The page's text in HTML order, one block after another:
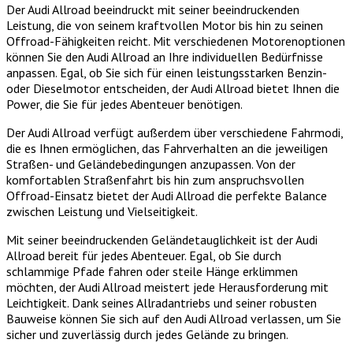
Der Audi Allroad beeindruckt mit seiner beeindruckenden
Leistung, die von seinem kraftvollen Motor bis hin zu seinen
Offroad-Fähigkeiten reicht. Mit verschiedenen Motorenoptionen
können Sie den Audi Allroad an Ihre individuellen Bedürfnisse
anpassen. Egal, ob Sie sich für einen leistungsstarken Benzin-
oder Dieselmotor entscheiden, der Audi Allroad bietet Ihnen die
Power, die Sie für jedes Abenteuer benötigen.
Der Audi Allroad verfügt außerdem über verschiedene Fahrmodi,
die es Ihnen ermöglichen, das Fahrverhalten an die jeweiligen
Straßen- und Geländebedingungen anzupassen. Von der
komfortablen Straßenfahrt bis hin zum anspruchsvollen
Offroad-Einsatz bietet der Audi Allroad die perfekte Balance
zwischen Leistung und Vielseitigkeit.
Mit seiner beeindruckenden Geländetauglichkeit ist der Audi
Allroad bereit für jedes Abenteuer. Egal, ob Sie durch
schlammige Pfade fahren oder steile Hänge erklimmen
möchten, der Audi Allroad meistert jede Herausforderung mit
Leichtigkeit. Dank seines Allradantriebs und seiner robusten
Bauweise können Sie sich auf den Audi Allroad verlassen, um Sie
sicher und zuverlässig durch jedes Gelände zu bringen.